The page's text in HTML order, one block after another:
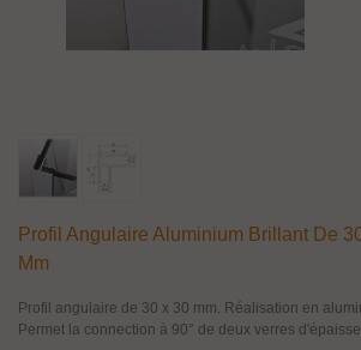
Profil Angulaire Aluminium Brillant De
Mm
Profil angulaire de 30 x 30 mm. Réalisation en
Permet la connection à 90° de deux verres